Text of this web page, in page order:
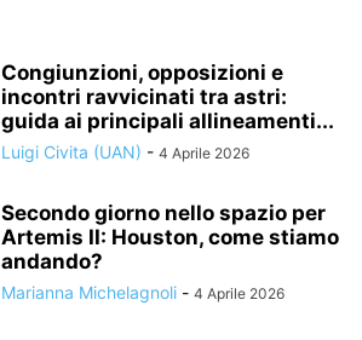
Congiunzioni, opposizioni e
incontri ravvicinati tra astri:
guida ai principali allineamenti...
Luigi Civita (UAN) - 4 Aprile 2026
Secondo giorno nello spazio per
Artemis II: Houston, come stiamo
andando?
Marianna Michelagnoli - 4 Aprile 2026